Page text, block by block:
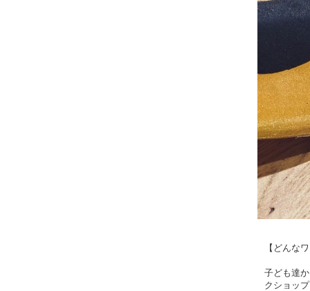
【どんな
子ども達
クショッ